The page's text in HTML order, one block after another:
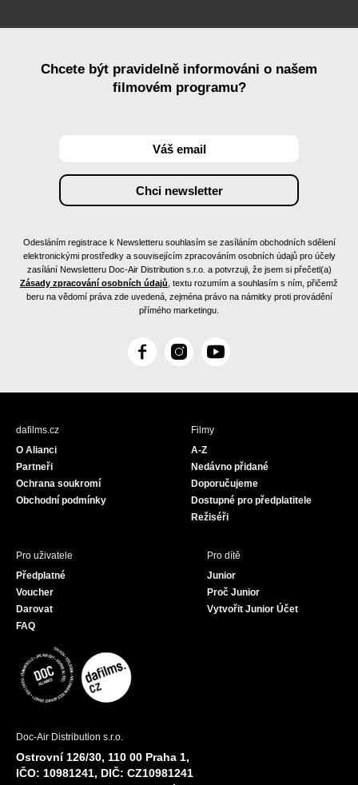
Chcete být pravidelně informováni o našem
filmovém programu?
Odesláním registrace k Newsletteru souhlasím se zasíláním obchodních sdělení
elektronickými prostředky a souvisejícím zpracováním osobních údajů pro účely
zasílání Newsletteru Doc-Air Distribution s.r.o. a potvrzuji, že jsem si přečetl(a)
Zásady zpracování osobních údajů , textu rozumím a souhlasím s ním, přičemž
beru na vědomí práva zde uvedená, zejména právo na námitky proti provádění
přímého marketingu.
F
c
I
s
Y
u
dafilms.cz
O Alianci
Partneři
Ochrana soukromí
Obchodní podmínky
Filmy
A-Z
Nedávno přidané
Doporučujeme
Dostupné pro předplatitele
Režiséři
Pro uživatele
Předplatné
Voucher
Darovat
FAQ
Pro dítě
Junior
Proč Junior
Vytvořit Junior Účet
Doc-Air Distribution s.r.o.
Ostrovní 126/30, 110 00 Praha 1,
IČO: 10981241, DIČ: CZ10981241